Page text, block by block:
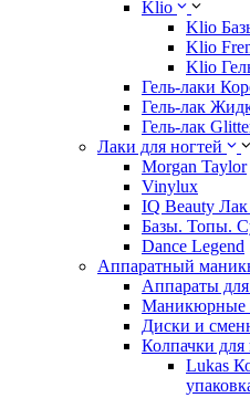
Klio
Klio
Klio
Klio
Гель-лаки
Гель-лак
Гель-лак
Лаки для ногтей
Morgan Taylor
Vinylux
IQ Beauty Лак
Базы. Топы.
Dance Legend
Аппаратный
Аппараты
Маникюрные
Диски и
Колпачки
Lukas